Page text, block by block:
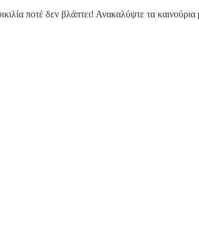
ποτέ δεν βλάπτει! Ανακαλύψτε τα καινούρια